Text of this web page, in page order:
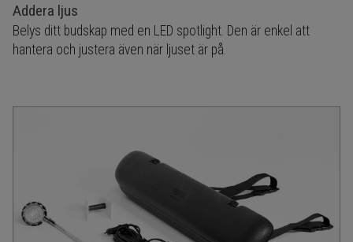
Addera ljus
Belys ditt budskap med en LED spotlight. Den är enkel att
hantera och justera även när ljuset är på.